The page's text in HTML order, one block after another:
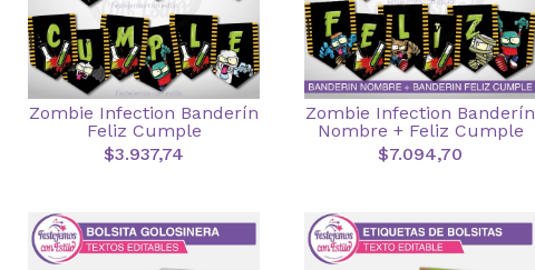
Zombie Infection Banderín
Feliz Cumple
$3.937,74
Zombie Infection Banderín
Nombre + Feliz Cumple
$7.094,70